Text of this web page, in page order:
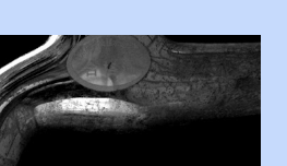
1964 Adana Yüzme
kara kuru bir kız çocuğu
Adana Demirspor Kulübü
Küçük kız etrafına bakıyor.